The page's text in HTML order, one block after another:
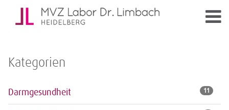
Kategorien
Darmgesundheit 11